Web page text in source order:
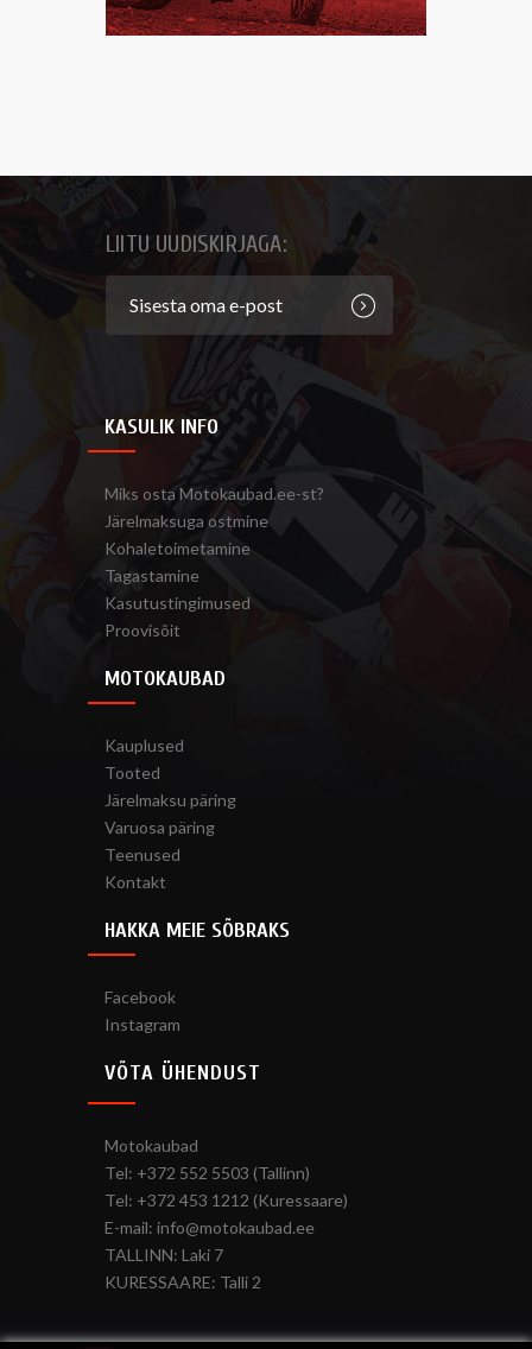
LIITU UUDISKIRJAGA:
KASULIK INFO
Miks osta Motokaubad.ee-st?
Järelmaksuga ostmine
Kohaletoimetamine
Tagastamine
Kasutustingimused
Proovisõit
MOTOKAUBAD
Kauplused
Tooted
Järelmaksu päring
Varuosa päring
Teenused
Kontakt
HAKKA MEIE SÕBRAKS
Facebook
Instagram
VÕTA ÜHENDUST
Motokaubad
Tel: +372 552 5503 (Tallinn)
Tel: +372 453 1212 (Kuressaare)
E-mail: info@motokaubad.ee
TALLINN: Laki 7
KURESSAARE: Talli 2